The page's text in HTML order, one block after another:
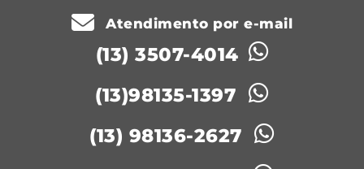
Atendimento por e-mail
(13) 3507-4014
(13)98135-1397
(13) 98136-2627